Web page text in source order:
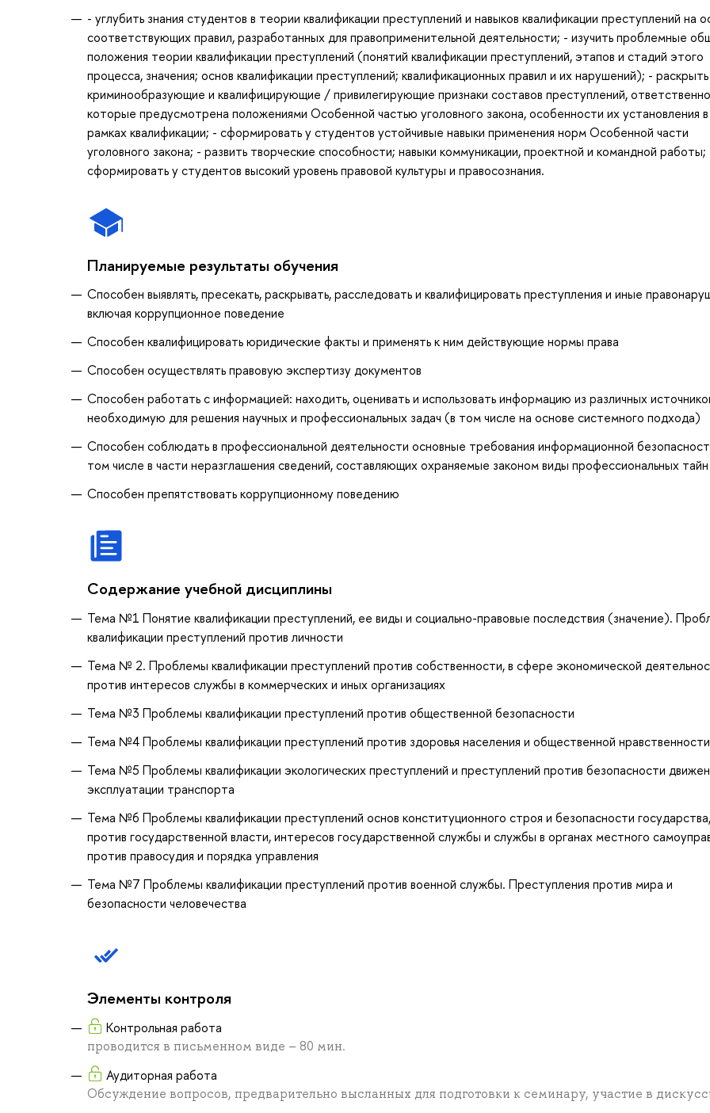
- углубить знания студентов в теории квалификации преступлений и навыков квалификации преступлений на
соответствующих правил, разработанных для правоприменительной деятельности; - изучить проблемные
положения теории квалификации преступлений (понятий квалификации преступлений, этапов и стадий этого
процесса, значения; основ квалификации преступлений; квалификационных правил и их нарушений); - раскрыть
криминообразующие и квалифицирующие / привилегирующие признаки составов преступлений,
которые предусмотрена положениями Особенной частью уголовного закона, особенности их установления в
рамках квалификации; - сформировать у студентов устойчивые навыки применения норм Особенной части
уголовного закона; - развить творческие способности; навыки коммуникации, проектной и командной работы;
cформировать у студентов высокий уровень правовой культуры и правосознания.
Планируемые результаты обучения
Способен выявлять, пресекать, раскрывать, расследовать и квалифицировать преступления и иные
включая коррупционное поведение
Способен квалифицировать юридические факты и применять к ним действующие нормы права
Способен осуществлять правовую экспертизу документов
Способен работать с информацией: находить, оценивать и использовать информацию из различных
необходимую для решения научных и профессиональных задач (в том числе на основе системного подхода)
Способен соблюдать в профессиональной деятельности основные требования информационной
том числе в части неразглашения сведений, составляющих охраняемые законом виды профессиональных тайн
Способен препятствовать коррупционному поведению
Содержание учебной дисциплины
Тема №1 Понятие квалификации преступлений, ее виды и социально-правовые последствия (значение).
квалификации преступлений против личности
Тема № 2. Проблемы квалификации преступлений против собственности, в сфере экономической
против интересов службы в коммерческих и иных организациях
Тема №3 Проблемы квалификации преступлений против общественной безопасности
Тема №4 Проблемы квалификации преступлений против здоровья населения и общественной нравственности
Тема №5 Проблемы квалификации экологических преступлений и преступлений против безопасности
эксплуатации транспорта
Тема №6 Проблемы квалификации преступлений основ конституционного строя и безопасности государства,
против государственной власти, интересов государственной службы и службы в органах местного
против правосудия и порядка управления
Тема №7 Проблемы квалификации преступлений против военной службы. Преступления против мира и
безопасности человечества
Элементы контроля
Контрольная работа
проводится в письменном виде – 80 мин.
Аудиторная работа
Обсуждение вопросов, предварительно высланных для подготовки к семинару, участие в